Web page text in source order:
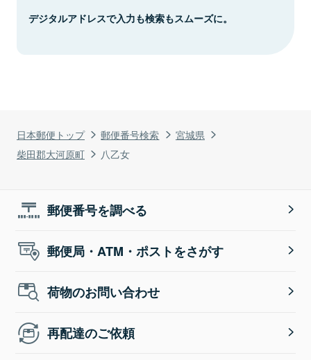
日本郵便トップ 郵便番号検索
宮城県
柴田郡大河原町
八乙女
デジタルアドレスで入力も検索もスムーズに。
郵便番号を調べる
郵便局・ATM・ポストをさがす
荷物のお問い合わせ
再配達のご依頼